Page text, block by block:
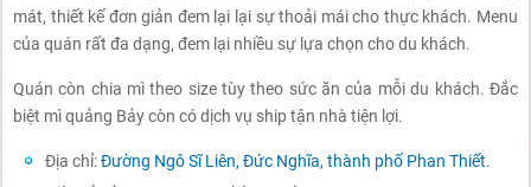
mát, thiết kế đơn giản đem lại lại sự thoải mái cho thực khách. Menu
của quán rất đa dạng, đem lại nhiều sự lựa chọn cho du khách.
Quán còn chia mì theo size tùy theo sức ăn của mỗi du khách. Đắc
biệt mì quảng Bảy còn có dịch vụ ship tận nhà tiện lợi.
Địa chỉ:Đường Ngô Sĩ Liên, Đức Nghĩa, thành phố Phan Thiết.